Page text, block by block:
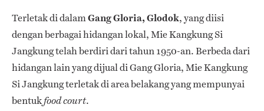
Terletak di dalamGang Gloria, Glodok, yang diisi
dengan berbagai hidangan lokal, Mie Kangkung Si
Jangkung telah berdiri dari tahun 1950-an. Berbeda dari
hidangan lain yang dijual di Gang Gloria, Mie Kangkung
Si Jangkung terletak di area belakang yang mempunyai
bentukfood court.